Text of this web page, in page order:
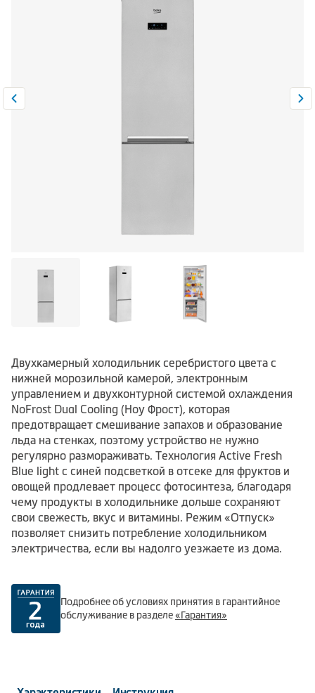
Климатическая техника
Двухкамерный холодильник серебристого цвета с
нижней морозильной камерой, электронным
управлением и двухконтурной системой охлаждения
NoFrost Dual Cooling (Ноу Фрост), которая
предотвращает смешивание запахов и образование
льда на стенках, поэтому устройство не нужно
регулярно размораживать. Технология Active Fresh
Blue light с синей подсветкой в отсеке для фруктов и
овощей продлевает процесс фотосинтеза, благодаря
чему продукты в холодильнике дольше сохраняют
свои свежесть, вкус и витамины. Режим «Отпуск»
позволяет снизить потребление холодильником
электричества, если вы надолго уезжаете из дома.
Подробнее об условиях принятия в гарантийное
обслуживание в разделе«Гарантия»